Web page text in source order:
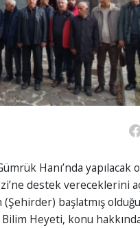
Hanı’nda yapılacak
destek vereceklerini
başlatmış
Heyeti, konu